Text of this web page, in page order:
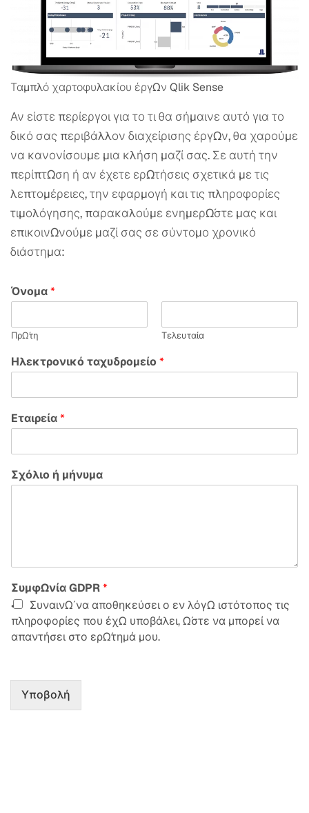
Ταμπλό χαρτοφυλακίου έργων Qlik Sense
Αν είστε περίεργοι για το τι θα σήμαινε αυτό για το
δικό σας περιβάλλον διαχείρισης έργων, θα χαρούμε
να κανονίσουμε μια κλήση μαζί σας. Σε αυτή την
περίπτωση ή αν έχετε ερωτήσεις σχετικά με τις
λεπτομέρειες, την εφαρμογή και τις πληροφορίες
τιμολόγησης, παρακαλούμε ενημερώστε μας και
επικοινωνούμε μαζί σας σε σύντομο χρονικό
διάστημα:
Όνομα*
Πρώτη Τελευταία
Ηλεκτρονικό ταχυδρομείο*
Εταιρεία*
Σχόλιο ή μήνυμα
Συμφωνία GDPR*
Συναινώ να αποθηκεύσει ο εν λόγω ιστότοπος τις
πληροφορίες που έχω υποβάλει, ώστε να μπορεί να
απαντήσει στο ερώτημά μου.
Υποβολή